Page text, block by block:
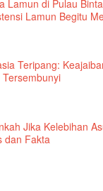
Lamun di Pulau
Lamun Begitu
Teripang:
Jika Kelebihan
dan Fakta